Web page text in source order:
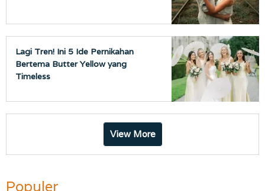
Lagi Tren! Ini 5 Ide Pernikahan
Bertema Butter Yellow yang
Timeless
View More
Populer